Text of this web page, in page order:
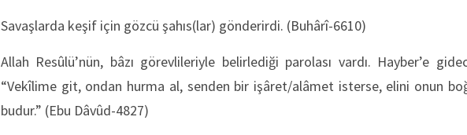
Savaşlarda keşif için gözcü şahıs(lar) gönderirdi. (Buhârî-6610)
Allah Resûlü’nün, bâzı görevlileriyle belirlediği parolası vardı. Hayber’e
“Vekîlime git, ondan hurma al, senden bir işâret/alâmet isterse, elini onun
budur.” (Ebu Dâvûd-4827)